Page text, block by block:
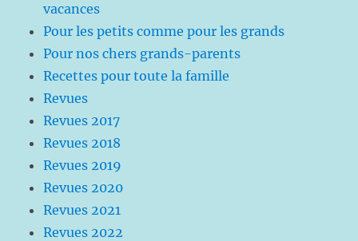
vacances
Pour les petits comme pour les grands
Pour nos chers grands-parents
Recettes pour toute la famille
Revues
Revues 2017
Revues 2018
Revues 2019
Revues 2020
Revues 2021
Revues 2022